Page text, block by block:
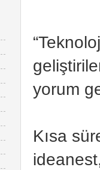
yorum
Kısa